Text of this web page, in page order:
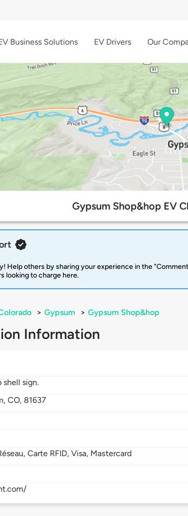
Business Solutions EV Drivers Our
Gypsum Shop&hop EV
Help others by sharing your experience in the
looking to charge here.
> Gypsum > Gypsum Shop&hop
Information
sign.
CO, 81637
Carte RFID, Visa, Mastercard